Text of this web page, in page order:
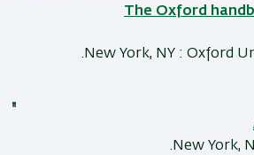
The Oxford
New York, NY : Oxford
New York,